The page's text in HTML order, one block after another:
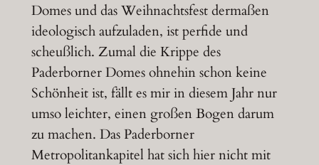
Domes und das Weihnachtsfest dermaßen
ideologisch aufzuladen, ist perfide und
scheußlich. Zumal die Krippe des
Paderborner Domes ohnehin schon keine
Schönheit ist, fällt es mir in diesem Jahr nur
umso leichter, einen großen Bogen darum
zu machen. Das Paderborner
Metropolitankapitel hat sich hier nicht mit